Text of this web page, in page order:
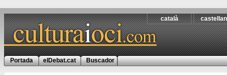
català
Portada elDebat.cat Buscador